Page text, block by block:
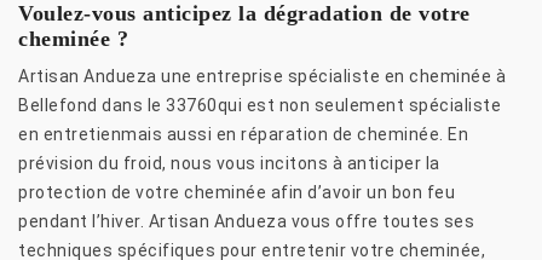
Voulez-vous anticipez la dégradation de votre
cheminée ?
Artisan Andueza une entreprise spécialiste en cheminée à
Bellefond dans le 33760qui est non seulement spécialiste
en entretienmais aussi en réparation de cheminée. En
prévision du froid, nous vous incitons à anticiper la
protection de votre cheminée afin d’avoir un bon feu
pendant l’hiver. Artisan Andueza vous offre toutes ses
techniques spécifiques pour entretenir votre cheminée,